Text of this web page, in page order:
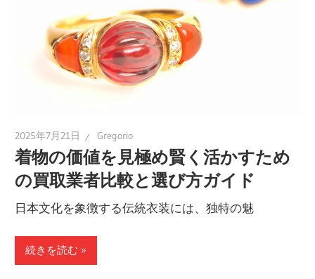
2025年7月21日 Gregorio
着物の価値を見極め賢く活かすため
の買取業者比較と選び方ガイド
日本文化を象徴する伝統衣装には、独特の魅
続きを読む